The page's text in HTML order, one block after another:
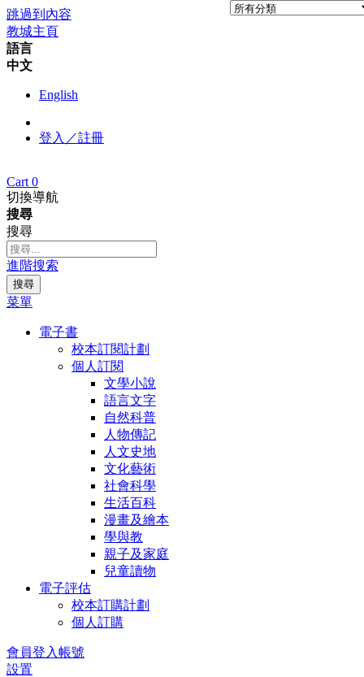
跳過到內容
教城主頁
語言
中文
English
登入／註冊
Cart 0
切換導航
搜尋
搜尋
進階搜索
搜尋
菜單
電子書
校本訂閱計劃
個人訂閱
文學小說
語言文字
自然科普
人物傳記
人文史地
文化藝術
社會科學
生活百科
漫畫及繪本
學與教
親子及家庭
兒童讀物
電子評估
校本訂購計劃
個人訂購
會員登入帳號
設置